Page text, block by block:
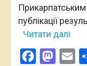
публікації
Читати далі